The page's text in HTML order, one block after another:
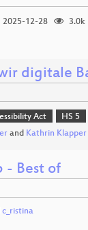
2025-12-28 3.0k
digitale
Act HS 5
and Kathrin Klapper
- Best of
c_ristina